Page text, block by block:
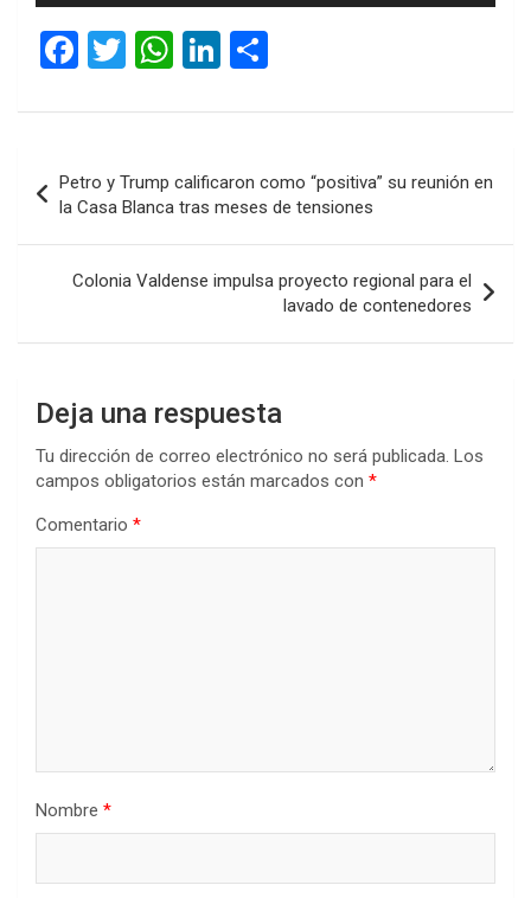
F
ce
o
o
k
T
tt
er
W
at
A
p
p
Li
ke
n
m
ar
tir
de
entradas
Petro y Trump calificaron como “positiva” su reunión en
la Casa Blanca tras meses de tensiones
Colonia Valdense impulsa proyecto regional para el
lavado de contenedores
Deja una respuesta
Tu dirección de correo electrónico no será publicada. Los
campos obligatorios están marcados con *
Comentario *
Nombre *